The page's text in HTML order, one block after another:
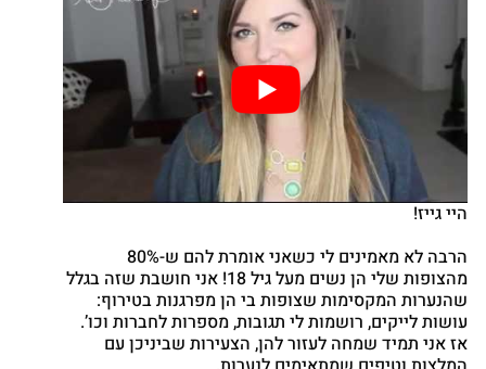
היי גייז!
הרבה לא מאמינים לי כשאני אומרת להם ש-80%
מהצופות שלי הן נשים מעל גיל 18! אני חושבת שזה בגלל
שהנערות המקסימות שצופות בי הן מפרגנות בטירוף:
עושות לייקים, רושמות לי תגובות, מספרות לחברות וכו’.
אז אני תמיד שמחה לעזור להן, הצעירות שביניכן עם